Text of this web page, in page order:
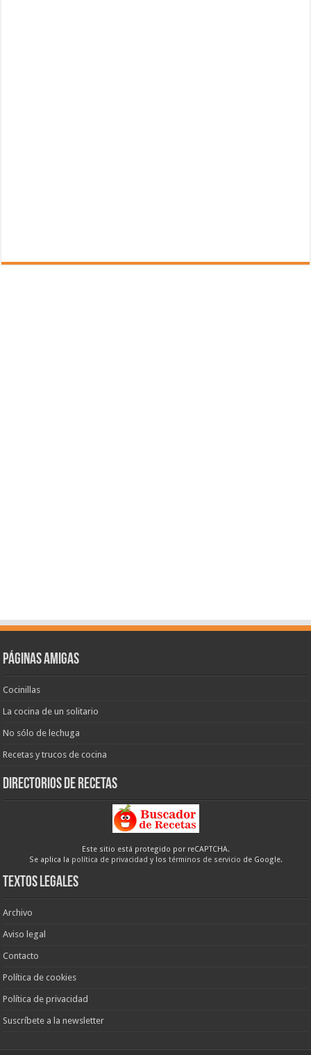
Páginas amigas
Cocinillas
La cocina de un solitario
No sólo de lechuga
Recetas y trucos de cocina
Directorios de recetas
Este sitio está protegido por reCAPTCHA.
Se aplica la política de privacidad y los términos de servicio de Google.
Textos legales
Archivo
Aviso legal
Contacto
Política de cookies
Política de privacidad
Suscríbete a la newsletter